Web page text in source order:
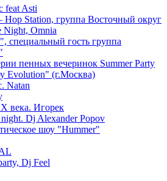
feat Asti
Hop Station, группа Восточный округ
Night, Omnia
специальный гость группа
пенных вечеринок Summer Party
Evolution" (г.Москва)
Natan
века. Игорек
night. Dj Alexander Popov
шоу "Hummer"
Dj Feel